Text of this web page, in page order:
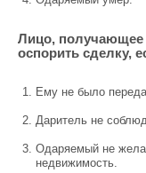
Лицо, получающее
оспорить сделку,
Ему не было
Даритель не
Одаряемый не
недвижимость.